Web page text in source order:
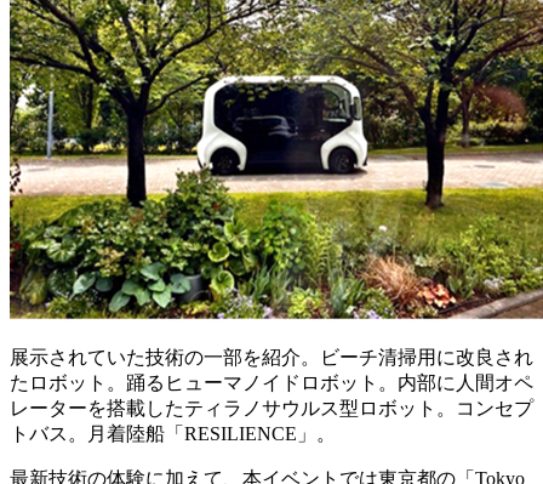
展示されていた技術の一部を紹介。ビーチ清掃用に改良され
たロボット。踊るヒューマノイドロボット。内部に人間オペ
レーターを搭載したティラノサウルス型ロボット。コンセプ
トバス。月着陸船「RESILIENCE」。
最新技術の体験に加えて、本イベントでは東京都の「Tokyo